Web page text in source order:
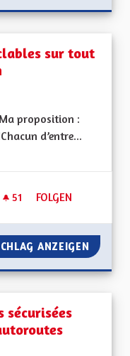
sur tout
proposition :
d’entre...
51 51 FOLLOWER
FOLGEN
DÉVELOPPER LES
ANZEIGEN
sécurisées